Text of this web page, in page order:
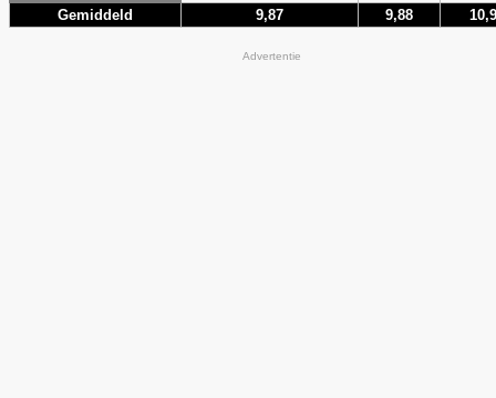
Gemiddeld 9,87 9,88
Advertentie